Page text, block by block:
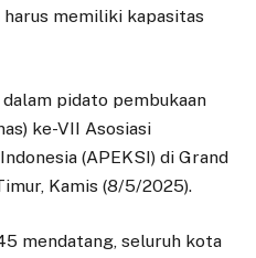
memiliki kapasitas
pidato pembukaan
ke-VII Asosiasi
(APEKSI) di Grand
Kamis (8/5/2025).
mendatang, seluruh kota